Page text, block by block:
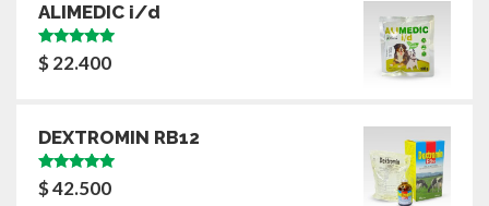
ALIMEDIC i/d
Valorado
con5.00de
$22.400
DEXTROMIN RB12
Valorado
con5.00de
$42.500